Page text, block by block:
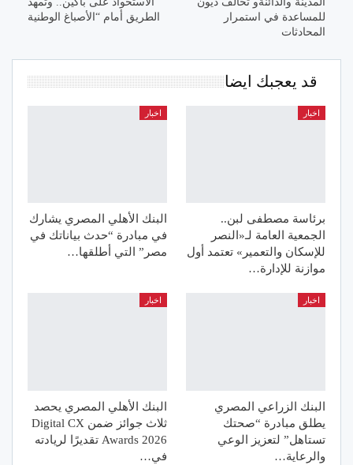
للمساعدة في استمرار
المحادثات
الطريق أمام “الأصباغ الوطنية
قد يعجبك ايضا
اخبار
برئاسة مصطفى لبن..
الجمعية العامة لـ«النصر
للإسكان والتعمير» تعتمد أول
موازنة للإدارة…
اخبار
البنك الأهلي المصري يشارك
في مبادرة “حدث بياناتك في
مصر” التي أطلقها…
اخبار
البنك الزراعي المصري
يطلق مبادرة “صحتك
تستاهل” لتعزيز الوعي
والرعاية…
اخبار
البنك الأهلي المصري يحصد
ثلاث جوائز ضمن Digital CX
Awards 2026 تقديرًا لريادته
في…